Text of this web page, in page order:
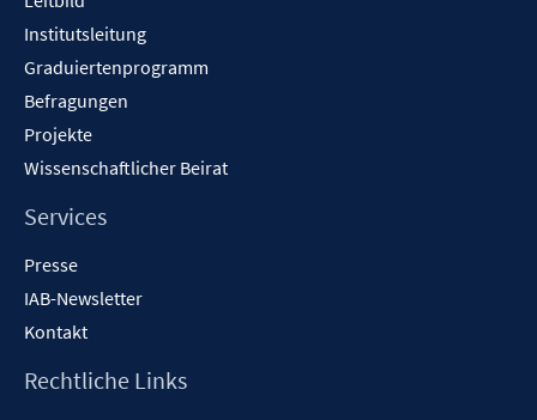
Institutsleitung
Graduiertenprogramm
Befragungen
Projekte
Wissenschaftlicher Beirat
Services
Presse
IAB-Newsletter
Kontakt
Rechtliche Links